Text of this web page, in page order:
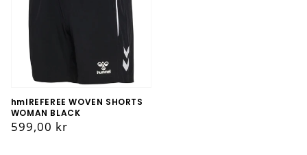
hmlREFEREE WOVEN SHORTS
WOMAN BLACK
Vanlig
599,00 kr